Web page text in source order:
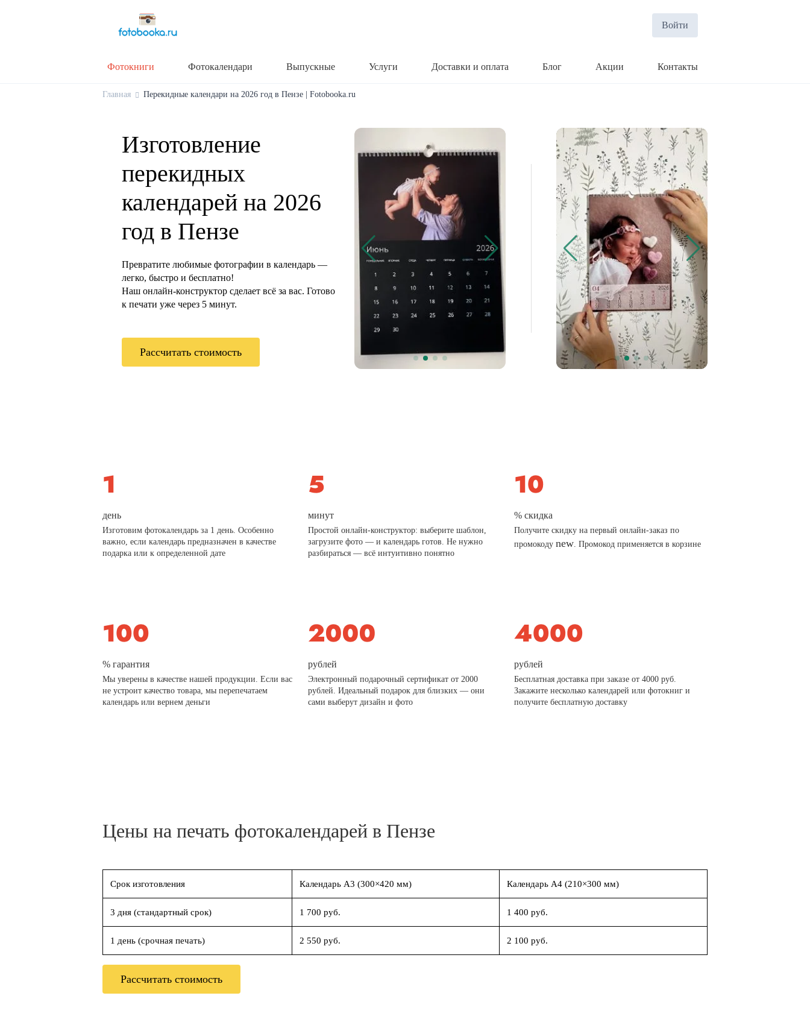
Войти
Фотокниги Фотокалендари Выпускные Услуги Доставки и оплата Блог Акции Контакты
Главная Перекидные календари на 2026 год в Пензе | Fotobooka.ru
Изготовление
перекидных
календарей на 2026
год в Пензе
Превратите любимые фотографии в календарь —
легко, быстро и бесплатно!
Наш онлайн-конструктор сделает всё за вас. Готово
к печати уже через 5 минут.
Рассчитать стоимость
день
Изготовим фотокалендарь за 1 день. Особенно
важно, если календарь предназначен в качестве
подарка или к определенной дате
минут
Простой онлайн-конструктор: выберите шаблон,
загрузите фото — и календарь готов. Не нужно
разбираться — всё интуитивно понятно
% скидка
Получите скидку на первый онлайн-заказ по
промокоду new. Промокод применяется в корзине
% гарантия
Мы уверены в качестве нашей продукции. Если вас
не устроит качество товара, мы перепечатаем
календарь или вернем деньги
рублей
Электронный подарочный сертификат от 2000
рублей. Идеальный подарок для близких — они
сами выберут дизайн и фото
рублей
Бесплатная доставка при заказе от 4000 руб.
Закажите несколько календарей или фотокниг и
получите бесплатную доставку
Цены на печать фотокалендарей в Пензе
Срок изготовления Календарь А3 (300×420 мм) Календарь А4 (210×300 мм)
3 дня (стандартный срок) 1 700 руб. 1 400 руб.
1 день (срочная печать) 2 550 руб. 2 100 руб.
Рассчитать стоимость